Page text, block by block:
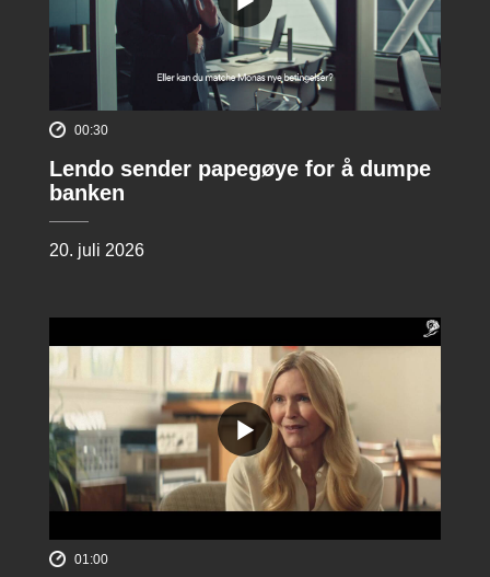
00:30
Lendo sender papegøye for å dumpe
banken
20. juli 2026
01:00